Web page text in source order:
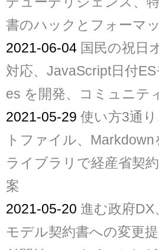
書のハックとフォーマ
2021-06-04 国民の祝日
対応、JavaScript日付
es を開発、コミュニテ
2021-05-29 使い方3通
トファイル、
ライブラリで経産省契
案
2021-05-20 進む政府DX
モデル契約書への変更